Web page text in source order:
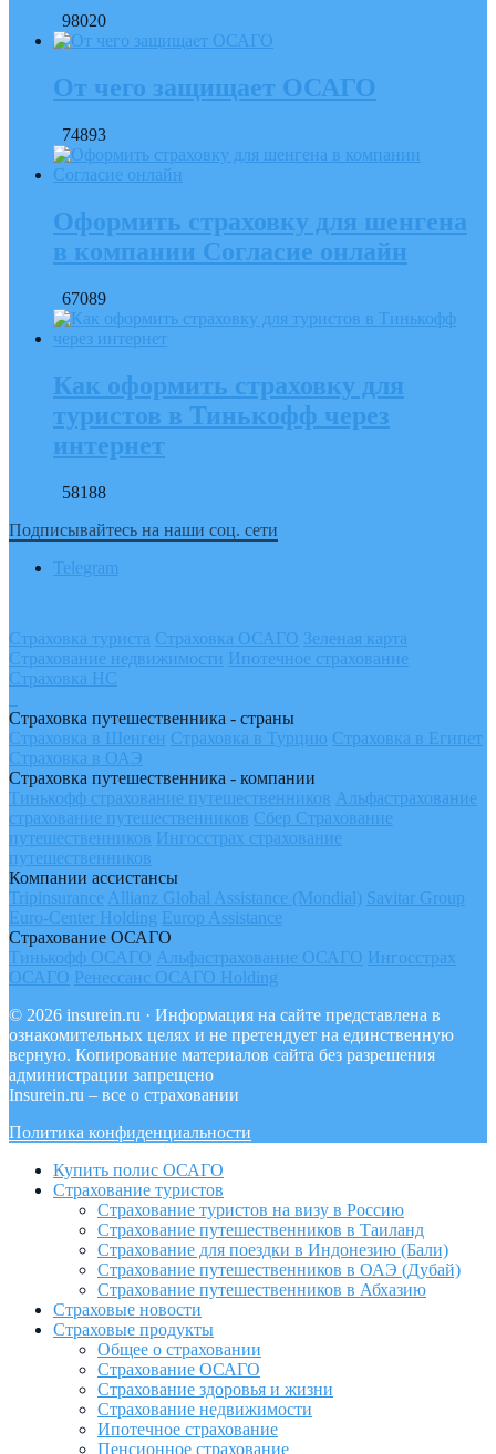
98020
От чего защищает ОСАГО
74893
Оформить страховку для шенгена
в компании Согласие онлайн
67089
Как оформить страховку для
туристов в Тинькофф через
интернет
58188
Подписывайтесь на наши соц. сети
Telegram
Страховка туриста Страховка ОСАГО Зеленая карта
Страхование недвижимости Ипотечное страхование
Страховка НС
Страховка путешественника - страны
Страховка в Шенген Страховка в Турцию Страховка в Египет
Страховка в ОАЭ
Страховка путешественника - компании
Тинькофф страхование путешественников Альфастрахование
страхование путешественников Сбер Страхование
путешественников Ингосстрах страхование
путешественников
Компании ассистансы
Tripinsurance Allianz Global Assistance (Mondial) Savitar Group
Euro-Center Holding Europ Assistance
Страхование ОСАГО
Тинькофф ОСАГО Альфастрахование ОСАГО Ингосстрах
ОСАГО Ренессанс ОСАГО Holding
© 2026 insurein.ru · Информация на сайте представлена в
ознакомительных целях и не претендует на единственную
верную. Копирование материалов сайта без разрешения
администрации запрещено
Insurein.ru – все о страховании
Политика конфиденциальности
Купить полис ОСАГО
Страхование туристов
Страхование туристов на визу в Россию
Страхование путешественников в Таиланд
Страхование для поездки в Индонезию (Бали)
Страхование путешественников в ОАЭ (Дубай)
Страхование путешественников в Абхазию
Страховые новости
Страховые продукты
Общее о страховании
Страхование ОСАГО
Страхование здоровья и жизни
Страхование недвижимости
Ипотечное страхование
Пенсионное страхование